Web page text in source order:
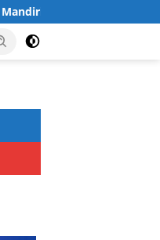
Bangun Sukawijaya